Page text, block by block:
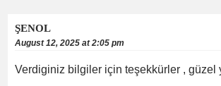
ŞENOL
August 12, 2025 at 2:05 pm
Verdiginiz bilgiler için teşekkürler , güzel